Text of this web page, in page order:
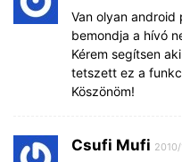
Van olyan android
bemondja a hívó
Kérem segítsen
tetszett ez a
Köszönöm!
Csufi Mufi 2010/